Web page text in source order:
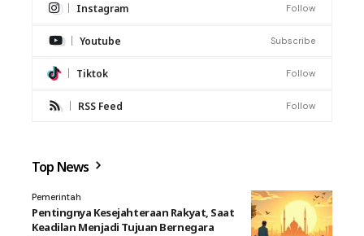
Instagram Follow
Youtube Subscribe
Tiktok Follow
RSS Feed Follow
Top News
Pemerintah
Pentingnya Kesejahteraan Rakyat, Saat
Keadilan Menjadi Tujuan Bernegara